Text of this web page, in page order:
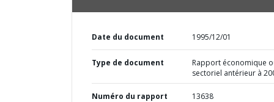
Date du document 1995/12/01
Type de document
Rapport économique
sectoriel antérieur à
Numéro du rapport 13638